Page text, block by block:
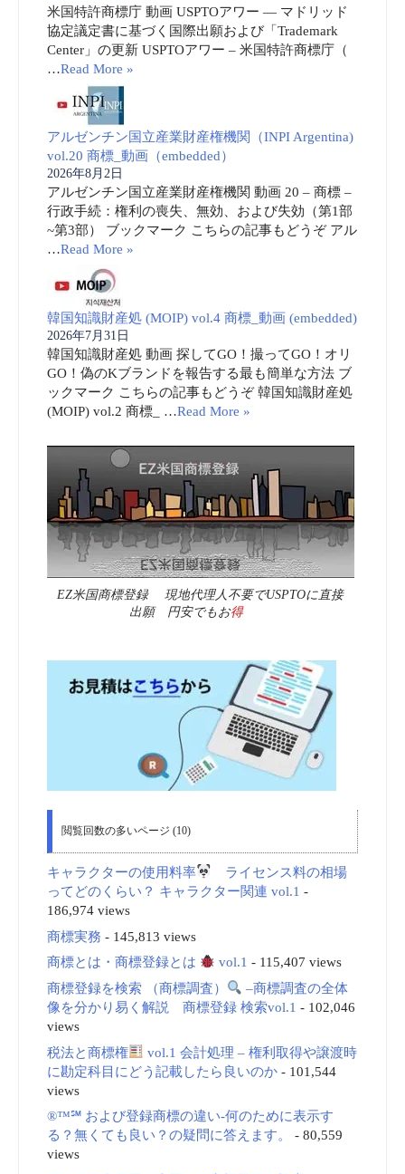
米国特許商標庁 動画 USPTOアワー ― マドリッド
協定議定書に基づく国際出願および「Trademark
Center」の更新 USPTOアワー – 米国特許商標庁（
…Read More »
アルゼンチン国立産業財産権機関（INPI Argentina)
vol.20 商標_動画（embedded）
2026年8月2日
アルゼンチン国立産業財産権機関 動画 20 – 商標 –
行政手続：権利の喪失、無効、および失効（第1部
~第3部） ブックマーク こちらの記事もどうぞ アル
…Read More »
韓国知識財産処 (MOIP) vol.4 商標_動画 (embedded)
2026年7月31日
韓国知識財産処 動画 探してGO！撮ってGO！オリ
GO！偽のKブランドを報告する最も簡単な方法 ブ
ックマーク こちらの記事もどうぞ 韓国知識財産処
(MOIP) vol.2 商標_ …Read More »
EZ米国商標登録 現地代理人不要でUSPTOに直接
出願 円安でもお得
閲覧回数の多いページ (10)
キャラクターの使用料率
ライセンス料の相場
ってどのくらい？ キャラクター関連 vol.1 -
186,974 views
商標実務 - 145,813 views
商標とは・商標登録とは
vol.1 - 115,407 views
商標登録を検索 （商標調査）
–商標調査の全体
像を分かり易く解説 商標登録 検索vol.1 - 102,046
views
税法と商標権
vol.1 会計処理 – 権利取得や譲渡時
に勘定科目にどう記載したら良いのか- 101,544
views
®™℠ および登録商標の違い-何のために表示す
る？無くても良い？の疑問に答えます。
- 80,559
views